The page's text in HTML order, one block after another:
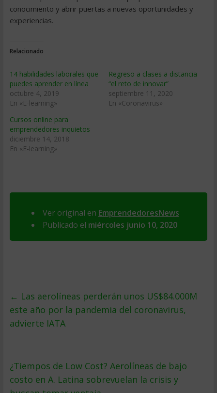
conocimiento y abrir puertas a nuevas oportunidades y
experiencias.
Relacionado
14 habilidades laborales que
puedes aprender en línea
octubre 4, 2019
En «E-learning»
Regreso a clases a distancia
“el reto de innovar”
septiembre 11, 2020
En «Coronavirus»
Cursos online para
emprendedores inquietos
diciembre 14, 2018
En «E-learning»
Ver original en EmprendedoresNews
Publicado el miércoles junio 10, 2020
← Las aerolíneas perderán unos US$84.000M
este año por la pandemia del coronavirus,
advierte IATA
¿Tiempos de Low Cost? Aerolíneas de bajo
costo en A. Latina sobrevuelan la crisis y